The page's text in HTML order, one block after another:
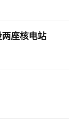
座核电站